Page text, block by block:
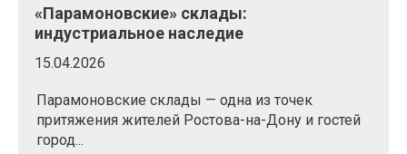
«Парамоновские» склады:
индустриальное наследие
15.04.2026
Парамоновские склады — одна из точек
притяжения жителей Ростова-на-Дону и гостей
город...